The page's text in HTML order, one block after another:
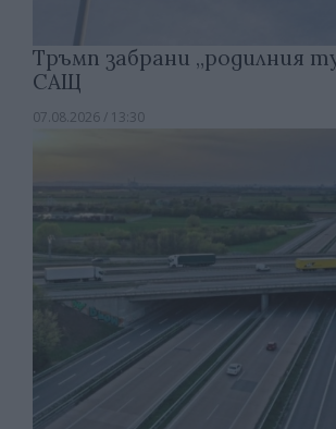
Тръмп забрани „родилния
САЩ
07.08.2026 / 13:30